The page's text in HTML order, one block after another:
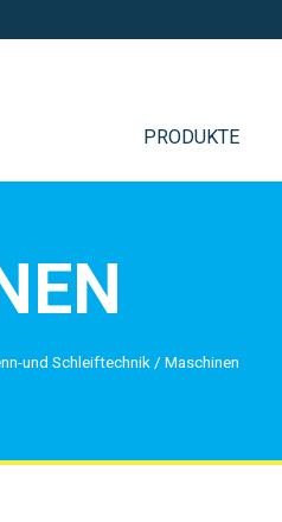
PRODUKTE
und Schleiftechnik / Maschinen